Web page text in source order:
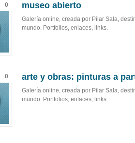
0 museo abierto
Galería online, creada por Pilar Sala,
mundo. Portfolios, enlaces, links.
0 arte y obras: pinturas a
Galería online, creada por Pilar Sala,
mundo. Portfolios, enlaces, links.